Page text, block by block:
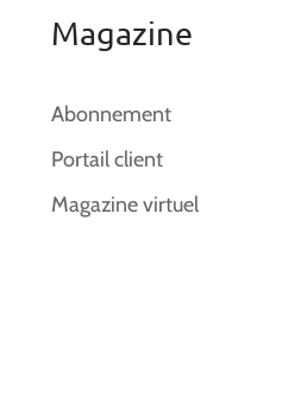
Magazine
Abonnement
Portail client
Magazine virtuel